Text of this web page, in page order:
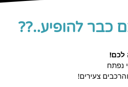
כבר להופיע..??
לכם!
נפתח
והרכבים צעירים!